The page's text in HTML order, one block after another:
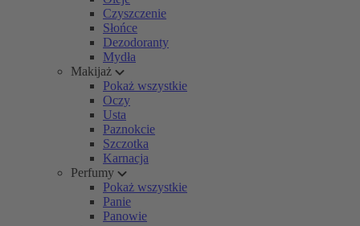
Czyszczenie
Słońce
Dezodoranty
Mydła
Makijaż
Pokaż wszystkie
Oczy
Usta
Paznokcie
Szczotka
Karnacja
Perfumy
Pokaż wszystkie
Panie
Panowie